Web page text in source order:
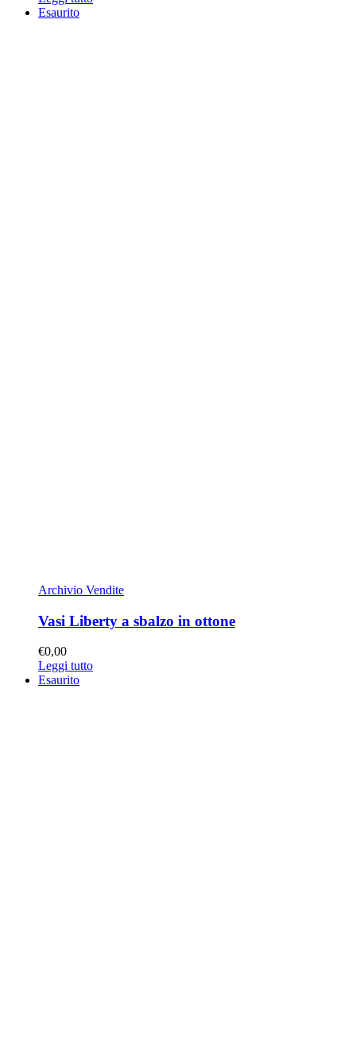
Esaurito
Archivio Vendite
Vasi Liberty a sbalzo in ottone
€0,00
Leggi tutto
Esaurito